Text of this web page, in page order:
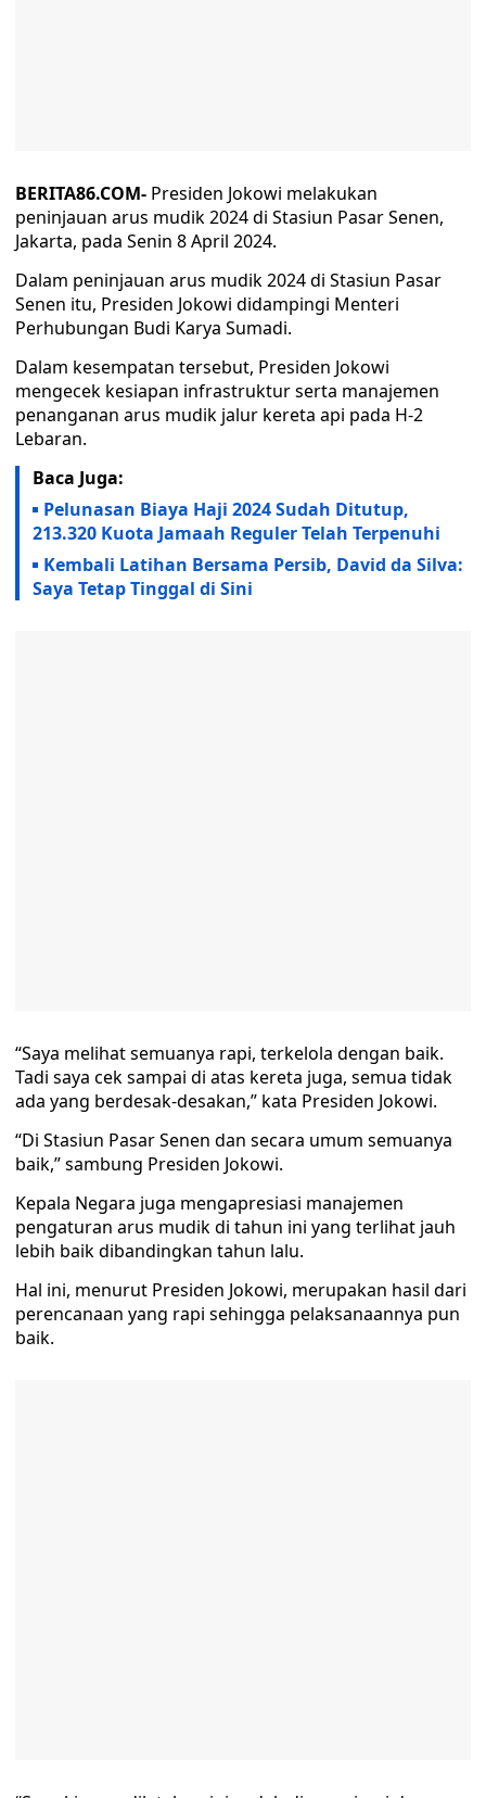
BERITA86.COM- Presiden Jokowi melakukan
peninjauan arus mudik 2024 di Stasiun Pasar Senen,
Jakarta, pada Senin 8 April 2024.
Dalam peninjauan arus mudik 2024 di Stasiun Pasar
Senen itu, Presiden Jokowi didampingi Menteri
Perhubungan Budi Karya Sumadi.
Dalam kesempatan tersebut, Presiden Jokowi
mengecek kesiapan infrastruktur serta manajemen
penanganan arus mudik jalur kereta api pada H-2
Lebaran.
Baca Juga:
Pelunasan Biaya Haji 2024 Sudah Ditutup,
213.320 Kuota Jamaah Reguler Telah Terpenuhi
Kembali Latihan Bersama Persib, David da Silva:
Saya Tetap Tinggal di Sini
“Saya melihat semuanya rapi, terkelola dengan baik.
Tadi saya cek sampai di atas kereta juga, semua tidak
ada yang berdesak-desakan,” kata Presiden Jokowi.
“Di Stasiun Pasar Senen dan secara umum semuanya
baik,” sambung Presiden Jokowi.
Kepala Negara juga mengapresiasi manajemen
pengaturan arus mudik di tahun ini yang terlihat jauh
lebih baik dibandingkan tahun lalu.
Hal ini, menurut Presiden Jokowi, merupakan hasil dari
perencanaan yang rapi sehingga pelaksanaannya pun
baik.